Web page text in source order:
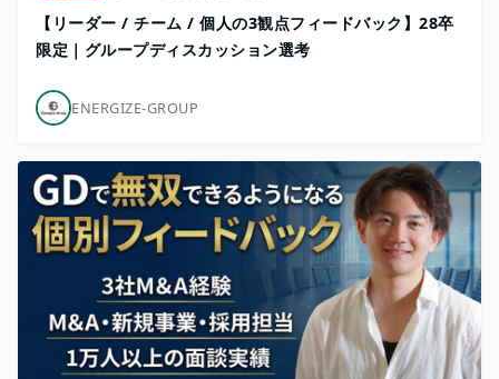
【リーダー / チーム / 個人の3観点フィードバック】28卒
限定｜グループディスカッション選考
ENERGIZE-GROUP